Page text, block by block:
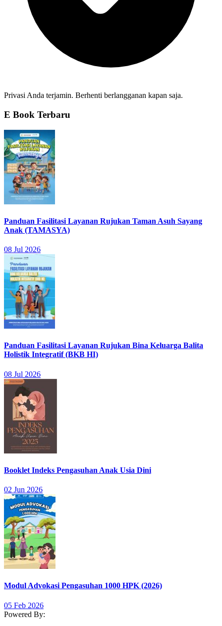
Privasi Anda terjamin. Berhenti berlangganan kapan saja.
E Book Terbaru
Panduan Fasilitasi Layanan Rujukan Taman Asuh Sayang
Anak (TAMASYA)
08 Jul 2026
Panduan Fasilitasi Layanan Rujukan Bina Keluarga Balita
Holistik Integratif (BKB HI)
08 Jul 2026
Booklet Indeks Pengasuhan Anak Usia Dini
02 Jun 2026
Modul Advokasi Pengasuhan 1000 HPK (2026)
05 Feb 2026
Powered By: